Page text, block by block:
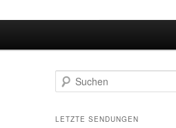
u
hLETZTE SENDUNGEN